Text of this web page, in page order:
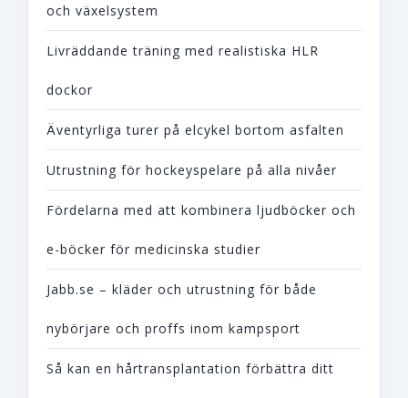
och växelsystem
Livräddande träning med realistiska HLR
dockor
Äventyrliga turer på elcykel bortom asfalten
Utrustning för hockeyspelare på alla nivåer
Fördelarna med att kombinera ljudböcker och
e-böcker för medicinska studier
Jabb.se – kläder och utrustning för både
nybörjare och proffs inom kampsport
Så kan en hårtransplantation förbättra ditt